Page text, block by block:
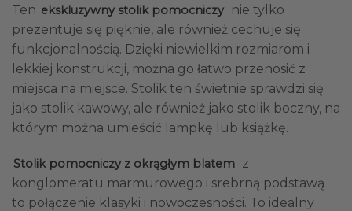
Ten ekskluzywny stolik pomocniczy
nie tylko
prezentuje się pięknie, ale również cechuje się
funkcjonalnością. Dzięki niewielkim rozmiarom i
lekkiej konstrukcji, można go łatwo przenosić z
miejsca na miejsce. Stolik ten świetnie sprawdzi się
jako stolik kawowy, ale również jako stolik boczny, na
którym można umieścić lampkę lub książkę.
Stolik pomocniczy z okrągłym blatem z
konglomeratu marmurowego i srebrną podstawą
to połączenie klasyki i nowoczesności. To idealny